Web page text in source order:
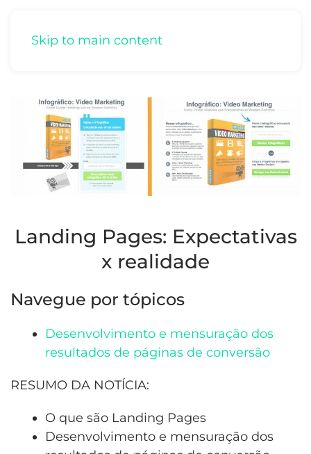
Skip to main content
Landing Pages: Expectativas
x realidade
Navegue por tópicos
Desenvolvimento e mensuração dos
resultados de páginas de conversão
RESUMO DA NOTÍCIA:
O que são Landing Pages
Desenvolvimento e mensuração dos